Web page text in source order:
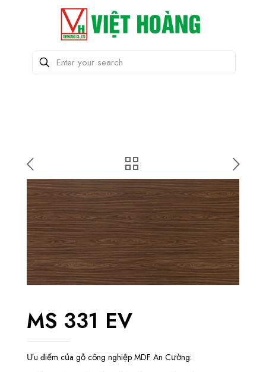
MS 331 EV
Ưu điểm của gỗ công nghiệp MDF An Cường: